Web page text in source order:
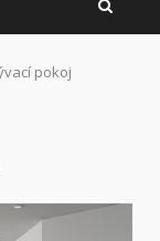
pokoj